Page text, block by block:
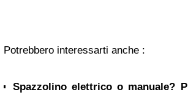
Potrebbero interessarti anche :
Spazzolino elettrico o manuale?